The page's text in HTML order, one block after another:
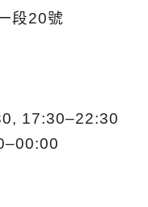
段20號
17:30–22:30